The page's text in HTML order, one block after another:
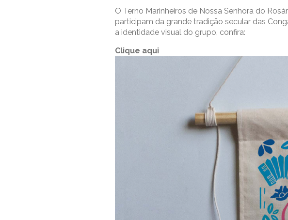
O Terno Marinheiros de Nossa Senhora do
participam da grande tradição secular das
a identidade visual do grupo, confira:
Clique aqui